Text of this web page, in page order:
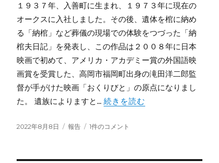
１９３７年、入善町に生まれ、１９７３年に現在の
オークスに入社しました。その後、遺体を棺に納め
る「納棺」など葬儀の現場での体験をつづった「納
棺夫日記」を発表し、この作品は２００８年に日本
映画で初めて、アメリカ・アカデミー賞の外国語映
画賞を受賞した、高岡市福岡町出身の滝田洋二郎監
督が手がけた映画「おくりびと」の原点になりまし
た。 遺族によりますと...続きを読む
投
2022年8月8日
カ
報告
青
1件のコメント